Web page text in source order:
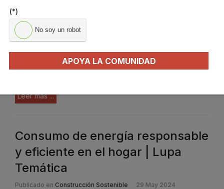
construcción, hemos participado una vez más en un programa
de comunicación masiva a nivel nacional. Nuestra responsable
de edición,
Idoia Arnabat, participó en el programa Las Tardes de
respondiendo a las dudas más comunes a la hora de instalar y
utilizar equipos de aire acondicionado.
Leer más ...
Consumo de energía responsable
y eficiente en el hogar | Lupa
Temática
Publicado en Construcción Sostenible 29 May 2024
(*)
No soy un robot
APOYA LA COMUNIDAD